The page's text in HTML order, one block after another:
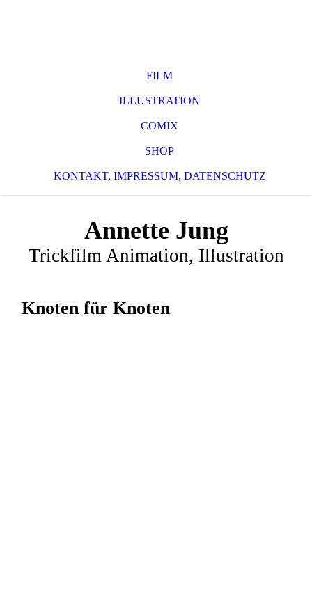
FILM
ILLUSTRATION
COMIX
SHOP
KONTAKT, IMPRESSUM, DATENSCHUTZ
Annette Jung
Trickfilm Animation, Illustration
Knoten für Knoten